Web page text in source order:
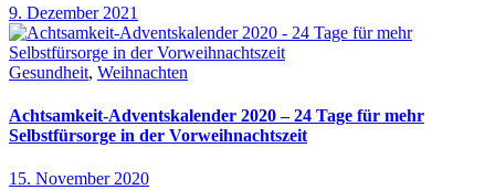
9. Dezember 2021
Gesundheit, Weihnachten
Achtsamkeit-Adventskalender 2020 – 24 Tage für mehr
Selbstfürsorge in der Vorweihnachtszeit
15. November 2020